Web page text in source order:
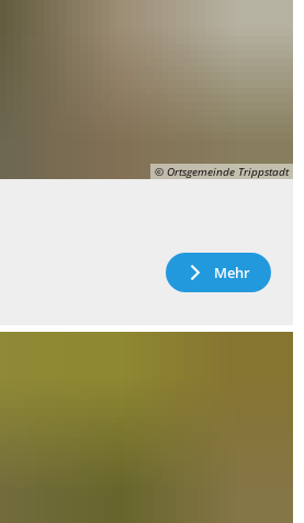
© Ortsgemeinde Trippstadt
Mehr